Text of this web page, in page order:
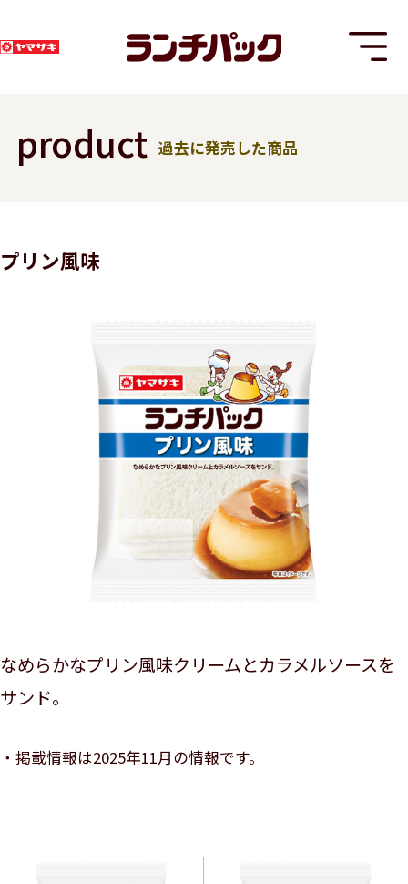
product 過去に発売した商品
プリン風味
なめらかなプリン風味クリームとカラメルソースを
サンド。
掲載情報は2025年11月の情報です。